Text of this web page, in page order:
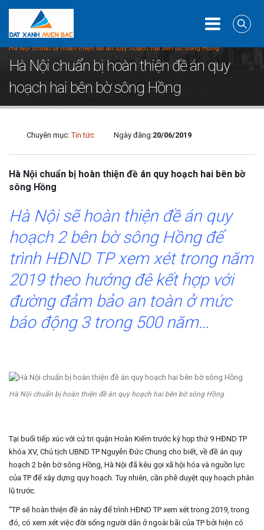
Home
Tin tức
Hà Nội chuẩn bị hoàn thiện đề án quy hoạch hai bên bờ sông Hồng
Hà Nội chuẩn bị hoàn thiện đề án quy
hoạch hai bên bờ sông Hồng
Chuyên mục:Tin tức Ngày đăng:20/06/2019
Hà Nội chuẩn bị hoàn thiện đề án quy hoạch hai bên bờ
sông Hồng
Hà Nội sẽ hoàn thiện đề án quy
hoạch 2 bên bờ sông Hồng để
trình HĐND TP xem xét trong năm
2019 theo hướng đê kết hợp với
đường đảm bảo an toàn ở mức
báo động 3 trong 500 năm…
Hà Nội chuẩn bị hoàn thiện đề án quy hoạch hai bên bờ sông Hồng
Tại buổi tiếp xúc với cử tri quận Hoàn Kiếm trước kỳ họp thứ 9 HĐND TP
khóa XV, Chủ tịch UBND TP Nguyễn Đức Chung cho biết, về đề án quy
hoạch 2 bên bờ sông Hồng, Hà Nội đã kêu gọi xã hội hóa và nguồn lực
của TP để xây dựng quy hoạch. Tuy nhiên, cần phê duyệt quy hoạch phân
lũ trước.
“TP sẽ hoàn thiện đề án này để trình HĐND TP xem xét trong 2019, trong
đó, có xem xét việc đời sống người dân ở ngoài bãi của TP bởi hiện có